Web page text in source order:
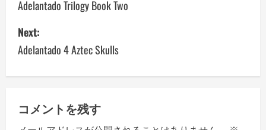
o
s
t
n
a
Adelantado Trilogy Book Two
Next:
Adelantado 4 Aztec Skulls
コメントを残す